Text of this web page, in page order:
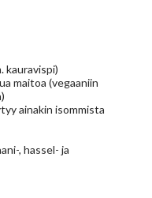
kauravispi)
maitoa (vegaaniin
ainakin isommista
, hassel- ja